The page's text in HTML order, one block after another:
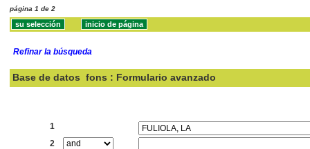
página 1 de 2
Refinar la búsqueda
Base de datos fons : Formulario avanzado
1
2